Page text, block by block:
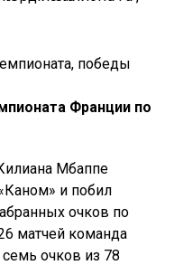
Франции по
Мбаппе
и побил
очков по
матчей команда
семь очков из 78